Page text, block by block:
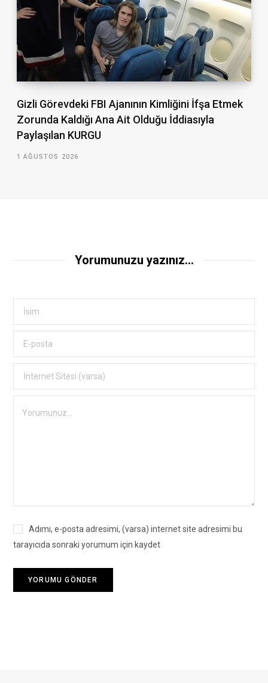
Gizli Görevdeki FBI Ajanının Kimliğini İfşa Etmek
Zorunda Kaldığı Ana Ait Olduğu İddiasıyla
Paylaşılan KURGU
1 AĞUSTOS 2026
Yorumunuzu yazınız...
Adımı, e-posta adresimi, (varsa) internet site adresimi bu
tarayıcıda sonraki yorumum için kaydet